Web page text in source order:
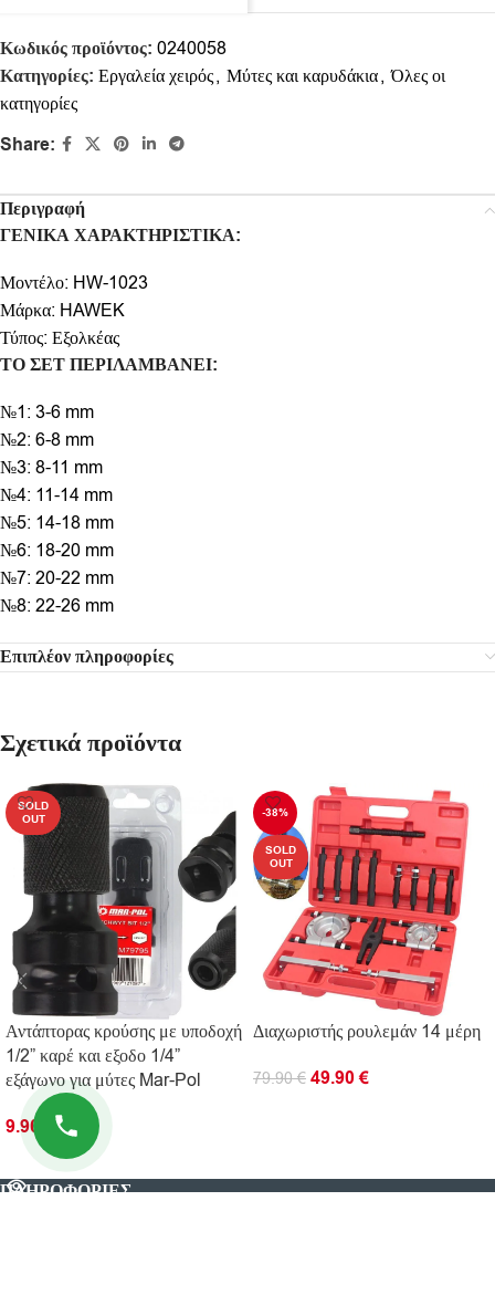
Κωδικός προϊόντος: 0240058
Κατηγορίες: Εργαλεία χειρός, Μύτες και καρυδάκια, Όλες οι
κατηγορίες
Share:
Περιγραφή
ΓΕΝΙΚΑ ΧΑΡΑΚΤΗΡΙΣΤΙΚΑ:
Μοντέλο: HW-1023
Μάρκα: HAWEK
Τύπος: Εξολκέας
ΤΟ ΣΕΤ ΠΕΡΙΛΑΜΒΑΝΕΙ:
№1: 3-6 mm
№2: 6-8 mm
№3: 8-11 mm
№4: 11-14 mm
№5: 14-18 mm
№6: 18-20 mm
№7: 20-22 mm
№8: 22-26 mm
Επιπλέον πληροφορίες
Σχετικά προϊόντα
SOLD
OUT
Αντάπτορας κρούσης με υποδοχή
1/2” καρέ και εξοδο 1/4”
εξάγωνο για μύτες Mar-Pol
9.90
ΔΙΑΒΆΣΤΕ ΠΕΡΙΣΣΌΤΕΡΑ
-38%
SOLD
OUT
Διαχωριστής ρουλεμάν 14 μέρη
79.90€ 49.90€
ΠΛΗΡΟΦΟΡΊΕΣ